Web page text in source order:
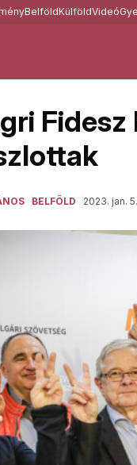
BelföldKülföldVideó
BELFÖLD 2023. jan.